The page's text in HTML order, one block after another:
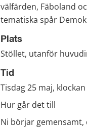
välfärden, Fäboland
tematiska spår
Plats
Stöllet, utanför
Tid
Tisdag 25 maj, klockan
Hur går det till
Ni börjar